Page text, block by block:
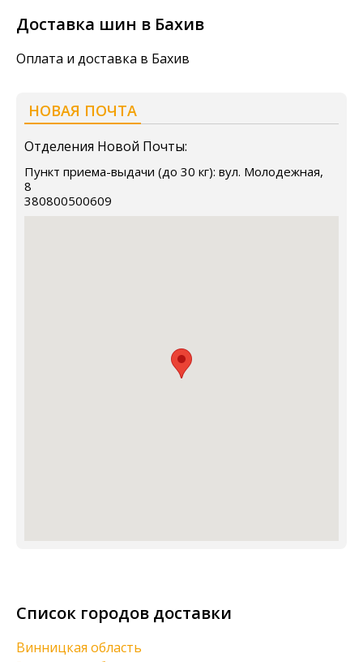
Доставка шин в Бахив
Оплата и доставка в Бахив
НОВАЯ ПОЧТА
Отделения Новой Почты:
Пункт приема-выдачи (до 30 кг): вул. Молодежная,
8
380800500609
Список городов доставки
Винницкая область